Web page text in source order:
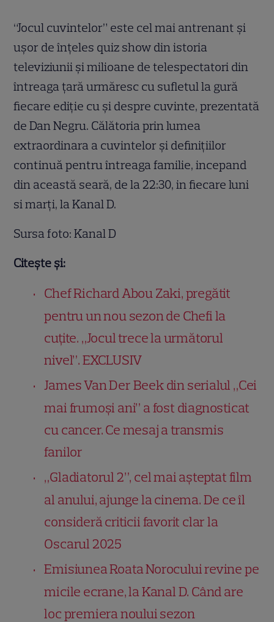
“Jocul cuvintelor” este cel mai antrenant și
uşor de înţeles quiz show din istoria
televiziunii și milioane de telespectatori din
întreaga țară urmăresc cu sufletul la gură
fiecare ediție cu și despre cuvinte, prezentată
de Dan Negru. Călătoria prin lumea
extraordinara a cuvintelor şi definiţiilor
continuă pentru întreaga familie, incepand
din această seară, de la 22:30, in fiecare luni
si marţi, la Kanal D.
Sursa foto: Kanal D
Citește și:
Chef Richard Abou Zaki, pregătit
pentru un nou sezon de Chefi la
cuțite. „Jocul trece la următorul
nivel”. EXCLUSIV
James Van Der Beek din serialul „Cei
mai frumoși ani” a fost diagnosticat
cu cancer. Ce mesaj a transmis
fanilor
„Gladiatorul 2”, cel mai așteptat film
al anului, ajunge la cinema. De ce îl
consideră criticii favorit clar la
Oscarul 2025
Emisiunea Roata Norocului revine pe
micile ecrane, la Kanal D. Când are
loc premiera noului sezon